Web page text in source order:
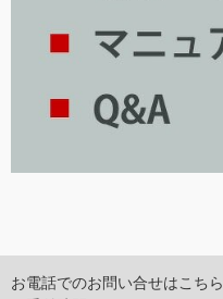
お電話でのお問い合せはこちら